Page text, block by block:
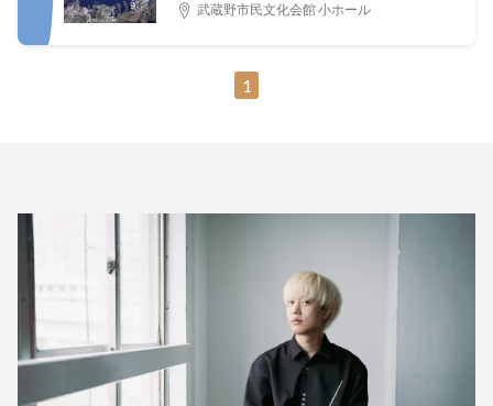
武蔵野市民文化会館 小ホール
1